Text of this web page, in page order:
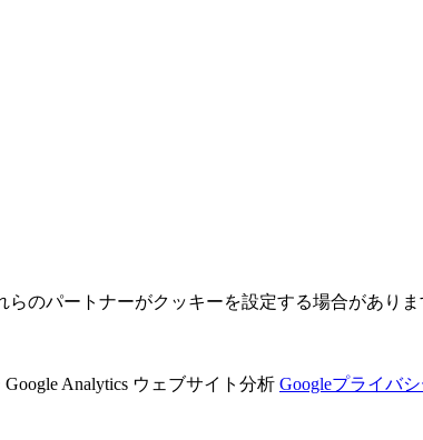
のパートナーがクッキーを設定する場合がありま
Analytics ウェブサイト分析 Googleプライバ